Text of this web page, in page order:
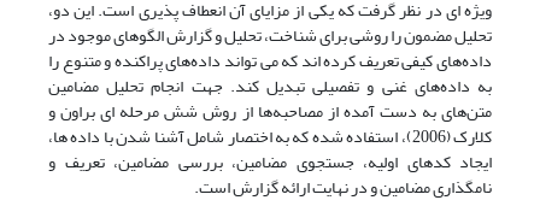
ویژه ای در نظر گرفت که یکی از مزایای آن انعطاف پذیری است. این دو،
تحلیل مضمون را روشی برای شناخت، تحلیل و گزارش الگوهای موجود در
داده‌های کیفی تعریف کرده اند که می تواند داده‌های پراکنده و متنوع را
به داده‌های غنی و تفصیلی تبدیل کند. جهت انجام تحلیل مضامین
متن‌های به دست آمده از مصاحبه‌ها از روش شش مرحله ای براون و
کلارک (2006)، استفاده شده که به اختصار شامل آشنا شدن با داده ها،
ایجاد کدهای اولیه، جستجوی مضامین، بررسی مضامین، تعریف و
نامگذاری مضامین و در نهایت ارائه گزارش است.